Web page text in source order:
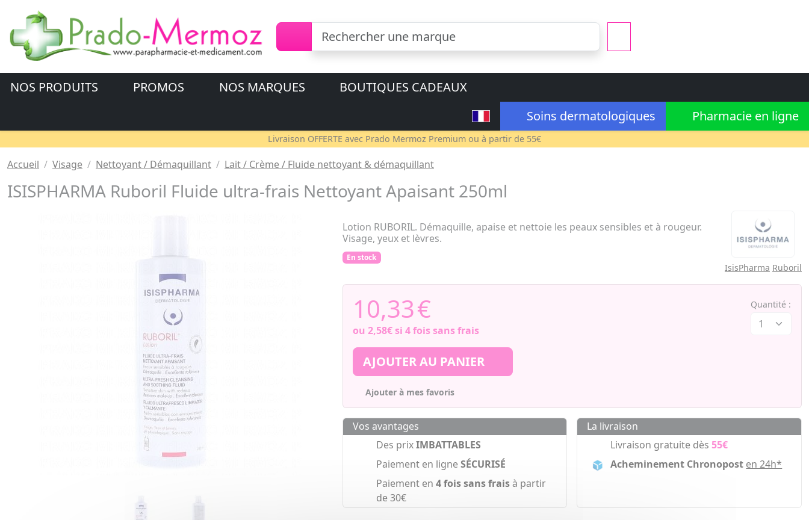
NOS PRODUITS PROMOS NOS MARQUES
BOUTIQUES CADEAUX
Soins dermatologiques
Pharmacie en ligne
Livraison OFFERTE avec Prado Mermoz Premium ou à partir de 55€
Accueil Visage Nettoyant / Démaquillant Lait / Crème / Fluide nettoyant & démaquillant
ISISPHARMA Ruboril Fluide ultra-frais Nettoyant Apaisant 250ml
Lotion RUBORIL. Démaquille, apaise et nettoie les peaux sensibles et à rougeur.
Visage, yeux et lèvres.
En stock
IsisPharma Ruboril
10,33€
ou 2,58€si 4 fois sans frais
Quantité :
AJOUTER AU PANIER
Ajouter à mes favoris
Vos avantages
Des prixIMBATTABLES
Paiement en ligneSÉCURISÉ
Paiement en 4 fois sans fraisà partir
de 30€
La livraison
Livraison gratuite dès55€
Acheminement Chronopost en 24h*